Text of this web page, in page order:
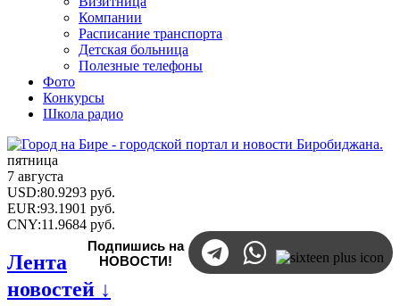
Компании
Расписание транспорта
Детская больница
Полезные телефоны
Фото
Конкурсы
Школа радио
пятница
7 августа
USD:80.9293 руб.
EUR:93.1901 руб.
CNY:11.9684 руб.
Подпишись на
НОВОСТИ!
Лента
новостей ↓